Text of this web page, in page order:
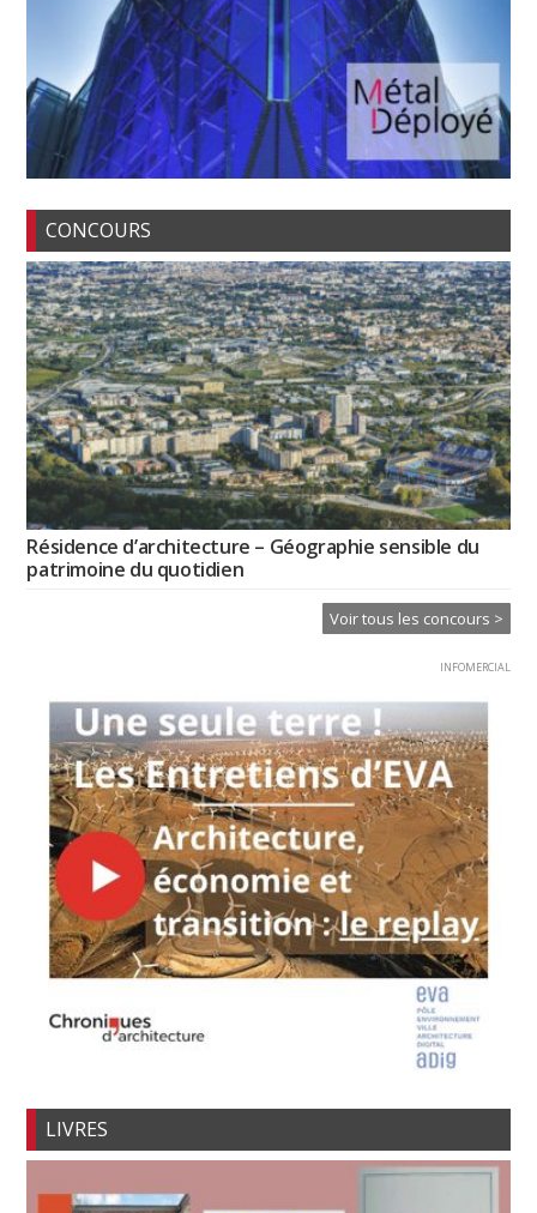
CONCOURS
Résidence d’architecture – Géographie sensible du
patrimoine du quotidien
Voir tous les concours >
INFOMERCIAL
LIVRES